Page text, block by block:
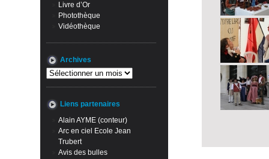
Livre d’Or
Photothèque
Vidéothèque
Archives
Archives
Liens partenaires
Alain AYME (conteur)
Arc en ciel Ecole Jean
Trubert
Avis des bulles